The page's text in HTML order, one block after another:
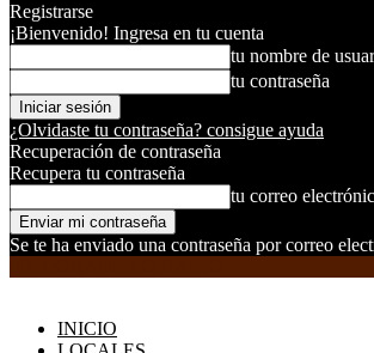
Registrarse
¡Bienvenido! Ingresa en tu cuenta
tu nombre de
tu contraseña
¿Olvidaste tu contraseña? consigue ayuda
Recuperación de contraseña
Recupera tu contraseña
tu correo
Se te ha enviado una contraseña por correo
INICIO